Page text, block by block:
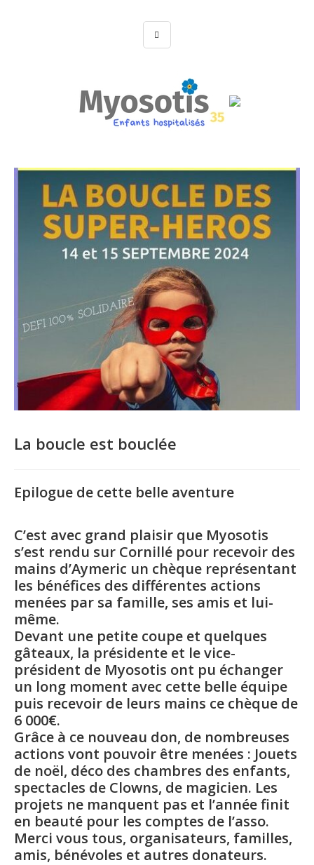
La boucle est bouclée
Epilogue de cette belle aventure
C’est avec grand plaisir que Myosotis
s’est rendu sur Cornillé pour recevoir des
mains d’Aymeric un chèque représentant
les bénéfices des différentes actions
menées par sa famille, ses amis et lui-
même.
Devant une petite coupe et quelques
gâteaux, la présidente et le vice-
président de Myosotis ont pu échanger
un long moment avec cette belle équipe
puis recevoir de leurs mains ce chèque de
6 000€.
Grâce à ce nouveau don, de nombreuses
actions vont pouvoir être menées : Jouets
de noël, déco des chambres des enfants,
spectacles de Clowns, de magicien. Les
projets ne manquent pas et l’année finit
en beauté pour les comptes de l’asso.
Merci vous tous, organisateurs, familles,
amis, bénévoles et autres donateurs.